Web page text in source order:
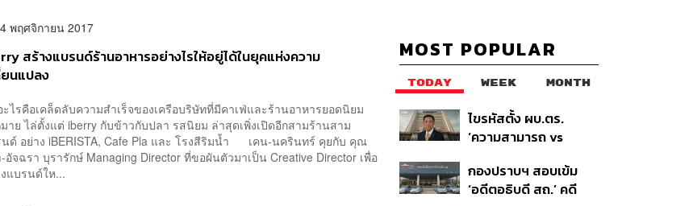
พฤศจิกายน 2017
สร้างแบรนด์ร้านอาหารอย่างไรให้อยู่ได้ในยุคแห่งความ
ยนแปลง
รคือเคล็ดลับความสำเร็จของเครือบริษัทที่มีคาเฟ่และร้านอาหารยอดนิยม
าย ไล่ตั้งแต่ iberry กับข้าวกับปลา รสนิยม ล่าสุดเพิ่งเปิดอีกสามร้านสาม
ด์ อย่าง iBERISTA, Cafe Pla และ โรงสีริมน้ำ เคน-นครินทร์ คุยกับ คุณ
อัจฉรา บุรารักษ์ Managing Director ที่ขอผันตัวมาเป็น Creative Director เพื่อ
แบรนด์ให...
MOST POPULAR
TODAY WEEK MONTH
ไขรหัสตั้ง ผบ.ตร.
‘ความสามารถ vs
ปฏิรูปสีกากี กับ
พล.ต.อ. เอก อังสนา
กองปราบฯ สอบเข้ม
‘อดีตอธิบดี สถ.’ คดี